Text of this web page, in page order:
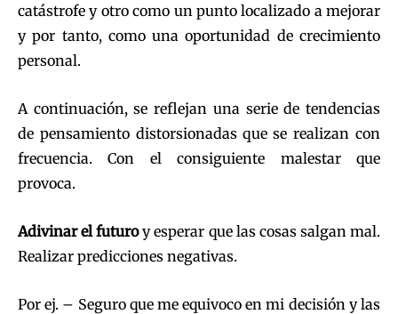
catástrofe y otro como un punto localizado a mejorar
y por tanto, como una oportunidad de crecimiento
personal.
A continuación, se reflejan una serie de tendencias
de pensamiento distorsionadas que se realizan con
frecuencia. Con el consiguiente malestar que
provoca.
Adivinar el futuroy esperar que las cosas salgan mal.
Realizar predicciones negativas.
Por ej. – Seguro que me equivoco en mi decisión y las